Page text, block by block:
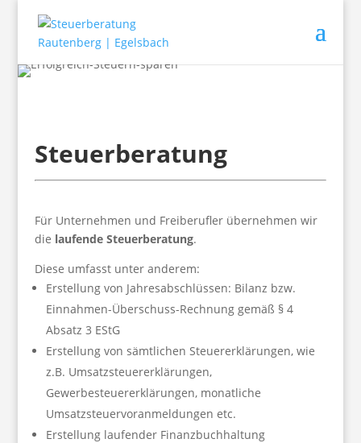
Steuerberatung
Für Unternehmen und Freiberufler übernehmen wir
die laufende Steuerberatung.
Diese umfasst unter anderem:
Erstellung von Jahresabschlüssen: Bilanz bzw.
Einnahmen-Überschuss-Rechnung gemäß § 4
Absatz 3 EStG
Erstellung von sämtlichen Steuererklärungen, wie
z.B. Umsatzsteuererklärungen,
Gewerbesteuererklärungen, monatliche
Umsatzsteuervoranmeldungen etc.
Erstellung laufender Finanzbuchhaltung